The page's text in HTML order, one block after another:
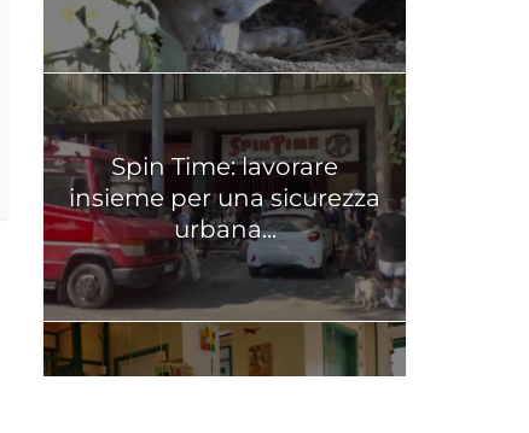
Spin Time: lavorare
insieme per una sicurezza
urbana...